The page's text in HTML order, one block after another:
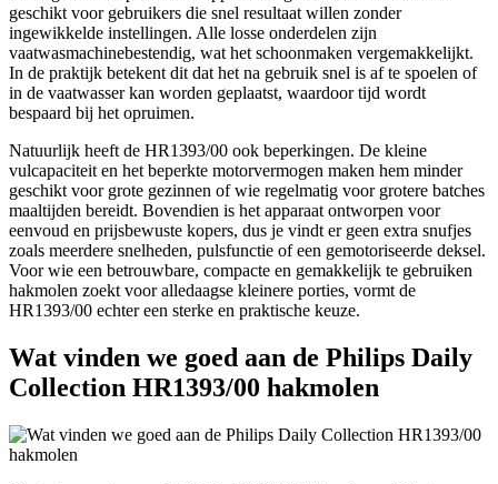
geschikt voor gebruikers die snel resultaat willen zonder
ingewikkelde instellingen. Alle losse onderdelen zijn
vaatwasmachinebestendig, wat het schoonmaken vergemakkelijkt.
In de praktijk betekent dit dat het na gebruik snel is af te spoelen of
in de vaatwasser kan worden geplaatst, waardoor tijd wordt
bespaard bij het opruimen.
Natuurlijk heeft de HR1393/00 ook beperkingen. De kleine
vulcapaciteit en het beperkte motorvermogen maken hem minder
geschikt voor grote gezinnen of wie regelmatig voor grotere batches
maaltijden bereidt. Bovendien is het apparaat ontworpen voor
eenvoud en prijsbewuste kopers, dus je vindt er geen extra snufjes
zoals meerdere snelheden, pulsfunctie of een gemotoriseerde deksel.
Voor wie een betrouwbare, compacte en gemakkelijk te gebruiken
hakmolen zoekt voor alledaagse kleinere porties, vormt de
HR1393/00 echter een sterke en praktische keuze.
Wat vinden we goed aan de Philips Daily
Collection HR1393/00 hakmolen